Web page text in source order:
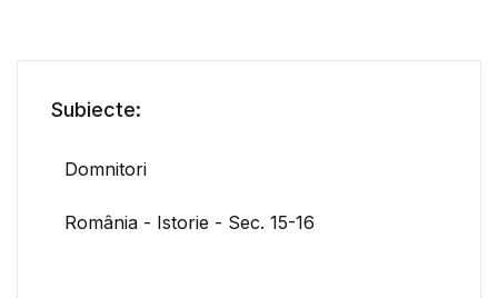
Subiecte:
Domnitori
România - Istorie - Sec. 15-16